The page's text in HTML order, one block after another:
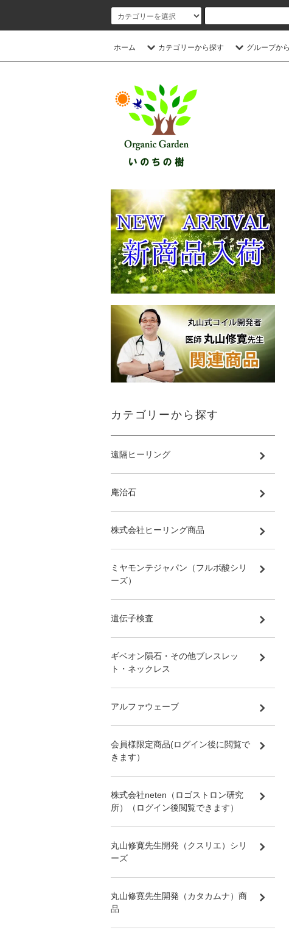
ホーム カテゴリーから探す グループか
カテゴリーから探す
遠隔ヒーリング
庵治石
株式会社ヒーリング商品
ミヤモンテジャパン（フルボ酸シリ
ーズ）
遺伝子検査
ギベオン隕石・その他ブレスレッ
ト・ネックレス
アルファウェーブ
会員様限定商品(ログイン後に閲覧で
きます）
株式会社neten（ロゴストロン研究
所）（ログイン後閲覧できます）
丸山修寛先生開発（クスリエ）シリ
ーズ
丸山修寛先生開発（カタカムナ）商
品